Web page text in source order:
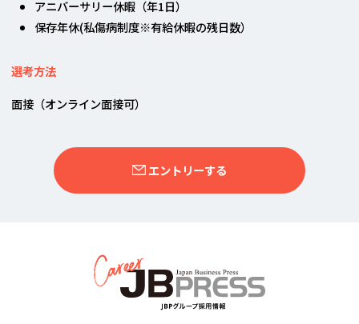
アニバーサリー休暇（年1日）
保存年休(私傷病制度※有給休暇の残日数）
選考方法
面接（オンライン面接可）
エントリーする